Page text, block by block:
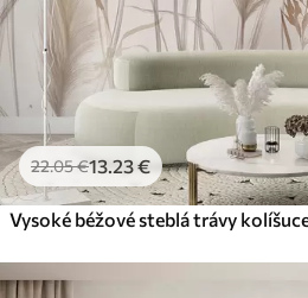
65.00 39 .00€/m²
Peel and Stick
81.67 .00€/m²
22.05€13 .23€